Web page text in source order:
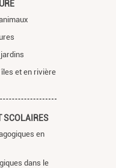
et en rivière
SCOLAIRES
en
dans le